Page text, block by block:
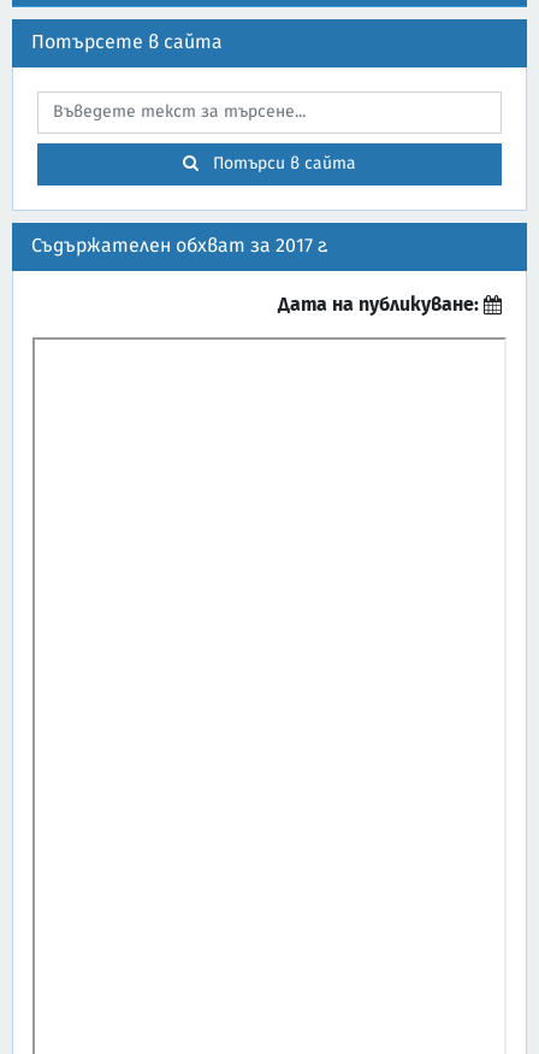
Потърсете в сайта
Потърси в сайта
Съдържателен обхват за 2017 г.
Дата на публикуване: